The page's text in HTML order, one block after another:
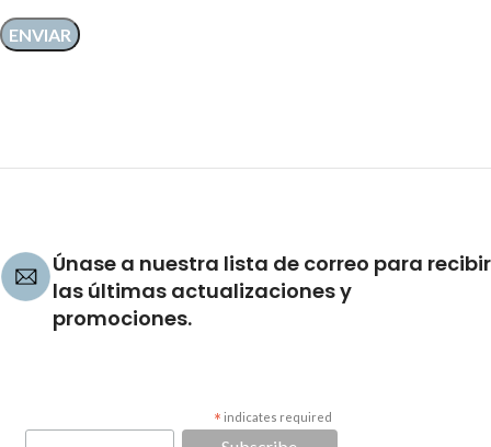
Únase a nuestra lista de correo para recibir
las últimas actualizaciones y
promociones.
* indicates required